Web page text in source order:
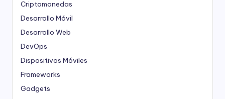
Criptomonedas
Desarrollo Móvil
Desarrollo Web
DevOps
Dispositivos Móviles
Frameworks
Gadgets